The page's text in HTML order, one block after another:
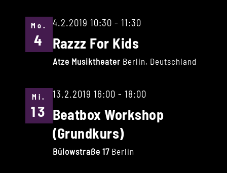
Mo.
4
4.2.2019 10:30 - 11:30
Razzz For Kids
Atze Musiktheater Berlin, Deutschland
Mi.
13
13.2.2019 16:00 - 18:00
Beatbox Workshop
(Grundkurs)
Bülowstraße 17 Berlin